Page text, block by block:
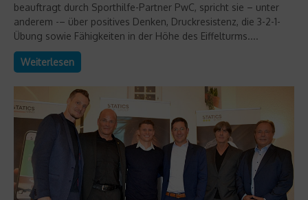
beauftragt durch Sporthilfe-Partner PwC, spricht sie – unter
anderem -– über positives Denken, Druckresistenz, die 3-2-1-
Übung sowie Fähigkeiten in der Höhe des Eiffelturms....
Weiterlesen